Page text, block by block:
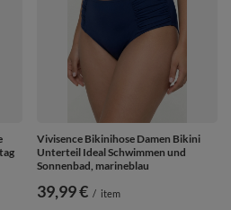
Vivisence Bikinihose Damen Bikini
Unterteil Ideal Schwimmen und
Sonnenbad, marineblau
39,99 € / item